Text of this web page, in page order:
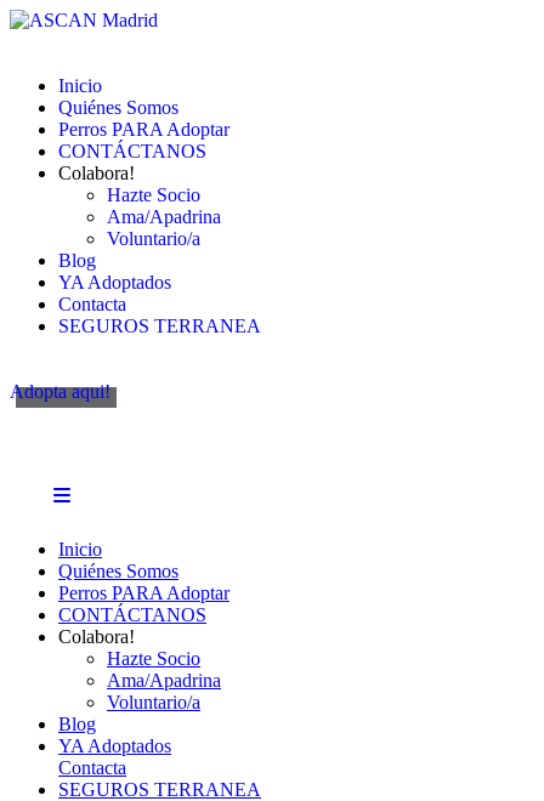
Inicio
Quiénes Somos
Perros PARA Adoptar
CONTÁCTANOS
Colabora!
Hazte Socio
Ama/Apadrina
Voluntario/a
Blog
YA Adoptados
Contacta
SEGUROS TERRANEA
Adopta aqui!
Inicio
Quiénes Somos
Perros PARA Adoptar
CONTÁCTANOS
Colabora!
Hazte Socio
Ama/Apadrina
Voluntario/a
Blog
YA Adoptados
Contacta
SEGUROS TERRANEA